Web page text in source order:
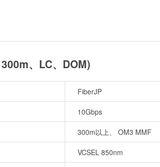
、LC、DOM)
FiberJP
10Gbps
300m以上、 OM3 MMF
VCSEL 850nm